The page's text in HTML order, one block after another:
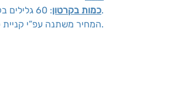
כמות בקרטון: 60 גלילים בקרטון.
המחיר משתנה עפ”י קניית כמות.